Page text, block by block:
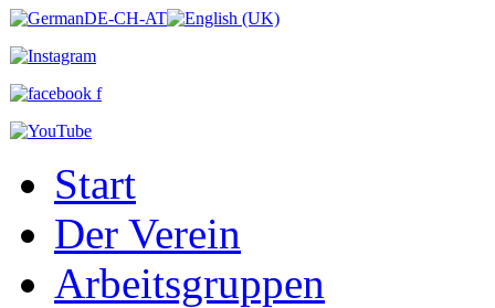
Start
Der Verein
Arbeitsgruppen